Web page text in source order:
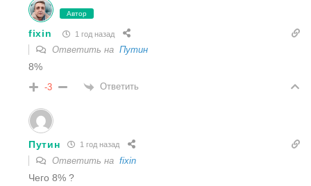
Автор
fixin 1 год назад
Ответить на Путин
8%
-3 Ответить
Путин 1 год назад
Ответить на fixin
Чего 8% ?